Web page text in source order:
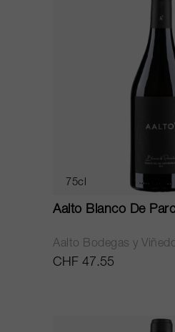
75cl
Aalto Blanco De
Aalto Bodegas y
CHF 47.55